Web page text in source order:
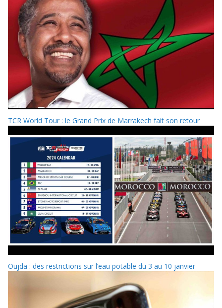
TCR World Tour : le Grand Prix de Marrakech fait son retour
Oujda : des restrictions sur l’eau potable du 3 au 10 janvier